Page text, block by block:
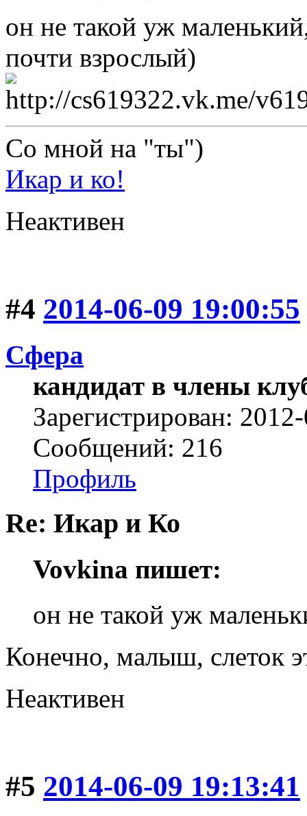
он не такой уж
почти взрослый)
Со мной на "ты")
Икар и ко!
Неактивен
#4 2014-06-09 19:00:55
Сфера
кандидат в члены
Зарегистрирован:
Сообщений: 216
Профиль
Re: Икар и Ко
Vovkina пишет:
он не такой уж
Конечно, малыш, слеток
Неактивен
#5 2014-06-09 19:13:41